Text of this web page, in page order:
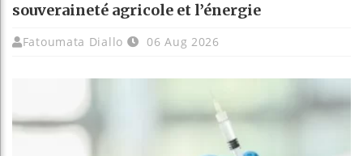
souveraineté agricole et l’énergie
Fatoumata Diallo 06 Aug 2026